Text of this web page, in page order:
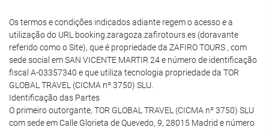
Os termos e condições indicados adiante regem o acesso e a
utilização do URL booking.zaragoza.zafirotours.es (doravante
referido como o Site), que é propriedade da ZAFIRO TOURS , com
sede social em SAN VICENTE MARTIR 24 e número de identificação
fiscal A-03357340 e que utiliza tecnologia propriedade da TOR
GLOBAL TRAVEL (CICMA nº 3750) SLU.
Identificação das Partes
O primeiro outorgante, TOR GLOBAL TRAVEL (CICMA nº 3750) SLU
com sede em Calle Glorieta de Quevedo, 9, 28015 Madrid e número